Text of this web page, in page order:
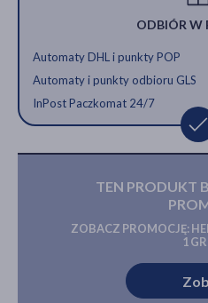
ODBIÓR W
Automaty DHL i punkty POP
Automaty i punkty odbioru GLS
InPost Paczkomat 24/7
TEN PRODUKT
ZOBACZ PROMOCJĘ:
1